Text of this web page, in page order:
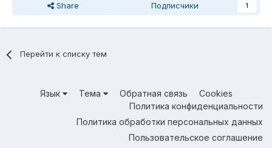
Share Подписчики 1
Перейти к списку тем
Язык Тема Обратная связь
Cookies
Политика конфиденциальности
Политика обработки персональных данных
Пользовательское соглашение